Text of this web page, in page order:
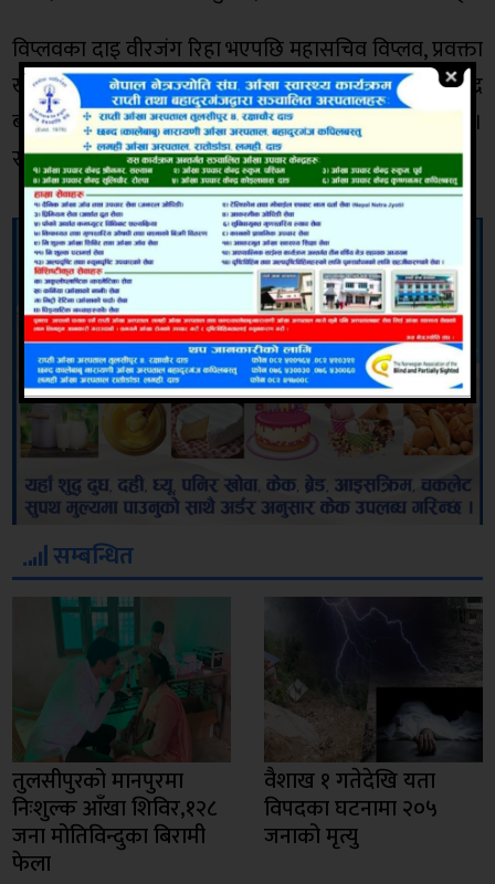
विप्लवका दाइ वीरजंग रिहा भएपछि महासचिव विप्लव, प्रवक्ता
खड्गबहादुर विश्वकर्मा प्रकाण्ड, सचिवालय सदस्य धर्मेन्द्र
बाँस्तोलालगायतका केन्द्रीय नेताहरुले स्वागत गरेका थिए ।
साभार अनलाइन खबर
सम्बन्धित
तुलसीपुरको मानपुरमा
निःशुल्क आँखा शिविर,१२८
जना मोतिविन्दुका बिरामी
फेला
वैशाख १ गतेदेखि यता
विपदका घटनामा २०५
जनाको मृत्यु